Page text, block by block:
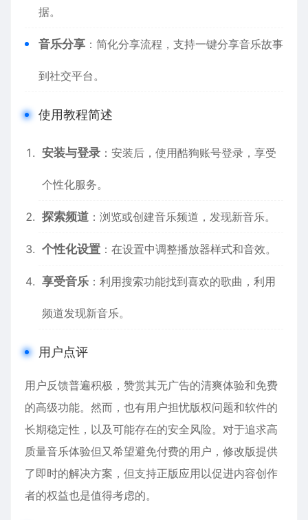
据。
音乐分享 ：简化分享流程，支持一键分享音乐故事
到社交平台。
使用教程简述
安装与登录 ：安装后，使用酷狗账号登录，享受
个性化服务。
探索频道 ：浏览或创建音乐频道，发现新音乐。
个性化设置 ：在设置中调整播放器样式和音效。
享受音乐 ：利用搜索功能找到喜欢的歌曲，利用
频道发现新音乐。
用户点评
用户反馈普遍积极，赞赏其无广告的清爽体验和免费
的高级功能。然而，也有用户担忧版权问题和软件的
长期稳定性，以及可能存在的安全风险。对于追求高
质量音乐体验但又希望避免付费的用户，修改版提供
了即时的解决方案，但支持正版应用以促进内容创作
者的权益也是值得考虑的。